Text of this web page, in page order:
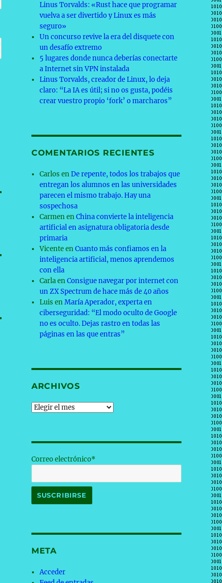
Linus Torvalds: «Rust hace que programar
vuelva a ser divertido y Linux es más
seguro»
Un concurso revive la era del disquete con
un desafío extremo
5 lugares donde nunca deberías conectarte
a Internet sin VPN instalada
Linus Torvalds, creador de Linux, lo deja
claro: “La IA es útil; si no os gusta, podéis
crear vuestro propio ‘fork’ o marcharos”
COMENTARIOS RECIENTES
Carlos enDe repente, todos los trabajos que
entregan los alumnos en las universidades
parecen el mismo trabajo. Hay una
sospechosa
CarmenenChina convierte la inteligencia
artificial en asignatura obligatoria desde
primaria
VicenteenCuanto más confiamos en la
inteligencia artificial, menos aprendemos
con ella
CarlaenConsigue navegar por internet con
un ZX Spectrum de hace más de 40 años
Luis enMaría Aperador, experta en
ciberseguridad: “El modo oculto de Google
no es oculto. Dejas rastro en todas las
páginas en las que entras”
ARCHIVOS
Archivos
Correo electrónico*
META
Acceder